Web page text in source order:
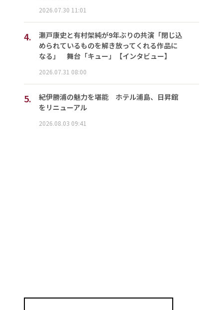
2026.07.30 11:01
4.
瀬戸康史と有村架純が9年ぶりの共演「閉じ込
められているものを解き放ってくれる作品に
なる」 舞台「キュー」【インタビュー】
2026.07.31 08:00
5.
紀伊勝浦の魅力を堪能 ホテル浦島、日昇館
をリニューアル
2026.08.03 09:41